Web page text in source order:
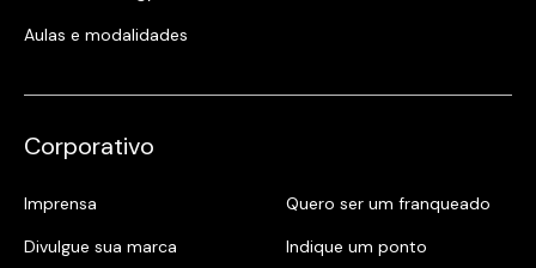
Aulas e modalidades
Corporativo
Imprensa
Quero ser um franqueado
Divulgue sua marca
Indique um ponto